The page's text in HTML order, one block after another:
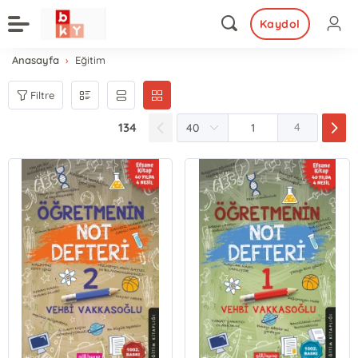
Kaydol
Anasayfa Eğitim
Filtre
134 4